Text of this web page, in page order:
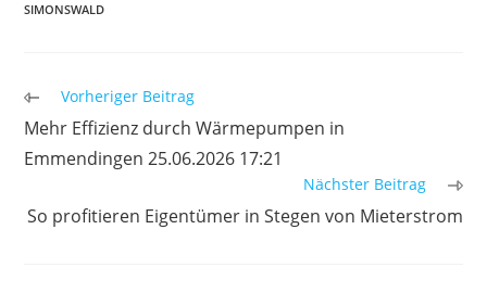
SIMONSWALD
Weitere
Artikel
ansehen
Vorheriger Beitrag
Mehr Effizienz durch Wärmepumpen in
Emmendingen 25.06.2026 17:21
Nächster Beitrag
So profitieren Eigentümer in Stegen von Mieterstrom